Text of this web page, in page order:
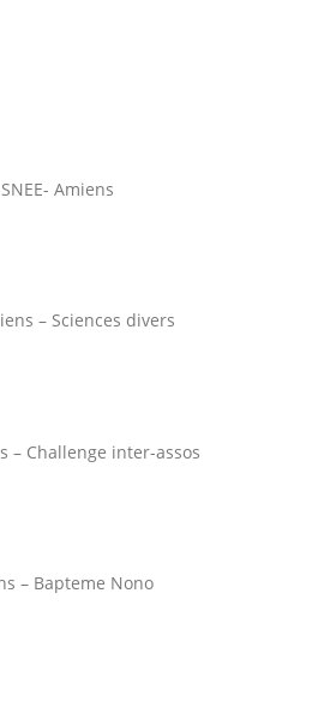
Amiens
– Sciences divers
– Challenge inter-assos
– Bapteme Nono